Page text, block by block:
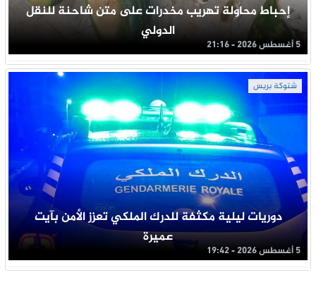
إحباط محاولة تهريب مخدرات على متن شاحنة للنقل
الدولي
5 أغسطس 2026 - 21:16
شتوكة بريس
دوريات ليلية مكثفة للدرك الملكي تعزز الأمن بآيت
عميرة
5 أغسطس 2026 - 19:42